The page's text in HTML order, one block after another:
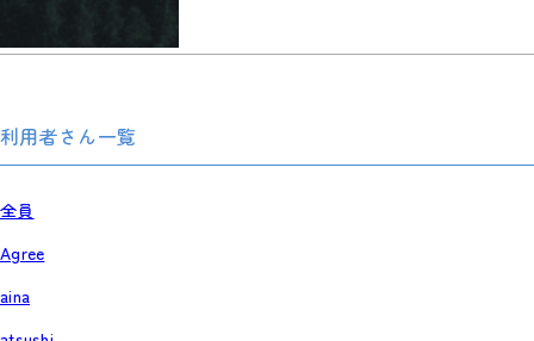
利用者さん一覧
全員
Agree
aina